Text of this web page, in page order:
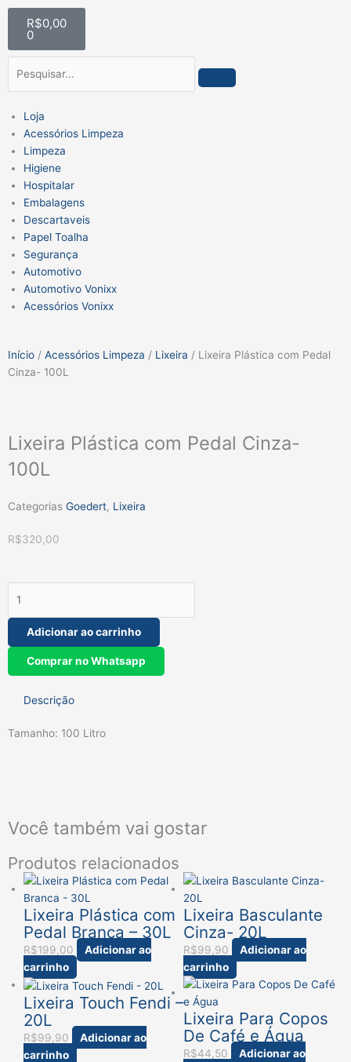
conteúdo
R$0,00
0
Carrinho
Loja
Acessórios Limpeza
Limpeza
Higiene
Hospitalar
Embalagens
Descartaveis
Papel Toalha
Segurança
Automotivo
Automotivo Vonixx
Acessórios Vonixx
Início / Acessórios Limpeza / Lixeira / Lixeira Plástica com Pedal
Cinza- 100L
Lixeira Plástica com Pedal Cinza-
100L
Categorias Goedert, Lixeira
R$320,00
Plástica
com
Pedal
Cinza-
100L
quantidade
Adicionar ao carrinho
Comprar no Whatsapp
Descrição
Tamanho: 100 Litro
Você também vai gostar
Produtos relacionados
Lixeira Plástica com
Pedal Branca – 30L
R$199,00
Adicionar ao
carrinho
Lixeira Basculante
Cinza- 20L
R$99,90
Adicionar ao
carrinho
Lixeira Touch Fendi –
20L
R$99,90
Adicionar ao
carrinho
Lixeira Para Copos
De Café e Água
R$44,50
Adicionar ao